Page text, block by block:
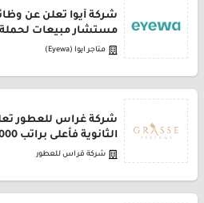
شركة أيوا تعلن عن
مستشار مبيعات لحملة
متاجر ايوا (Eyewa)
شركة غراس للعطور
الثانوية فأعلى براتب 5,000 ريال
شركة قراس للعطور